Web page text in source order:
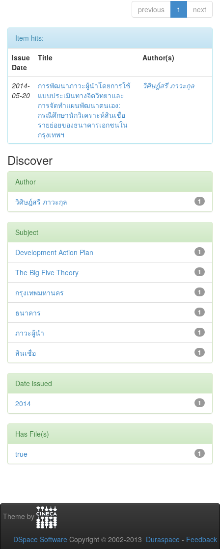
previous 1 next
Item hits:
Issue
Date
Title Author(s)
2014-
05-20
การพัฒนาภาวะผู้นำโดยการใช้
แบบประเมินทางจิตวิทยาและ
การจัดทำแผนพัฒนาตนเอง:
กรณีศึกษานักวิเคราะห์สินเชื่อ
รายย่อยของธนาคารเอกชนใน
กรุงเทพฯ
วิศิษฎ์สรี ภาวะกุล
Discover
Author
1
วิศิษฎ์สรี ภาวะกุล
Subject
1
Development Action Plan
1
The Big Five Theory
1
กรุงเทพมหานคร
1
ธนาคาร
1
ภาวะผู้นำ
1
สินเชื่อ
Date issued
1
2014
Has File(s)
1
true
Theme by
DSpace Software Copyright © 2002-2013 Duraspace - Feedback